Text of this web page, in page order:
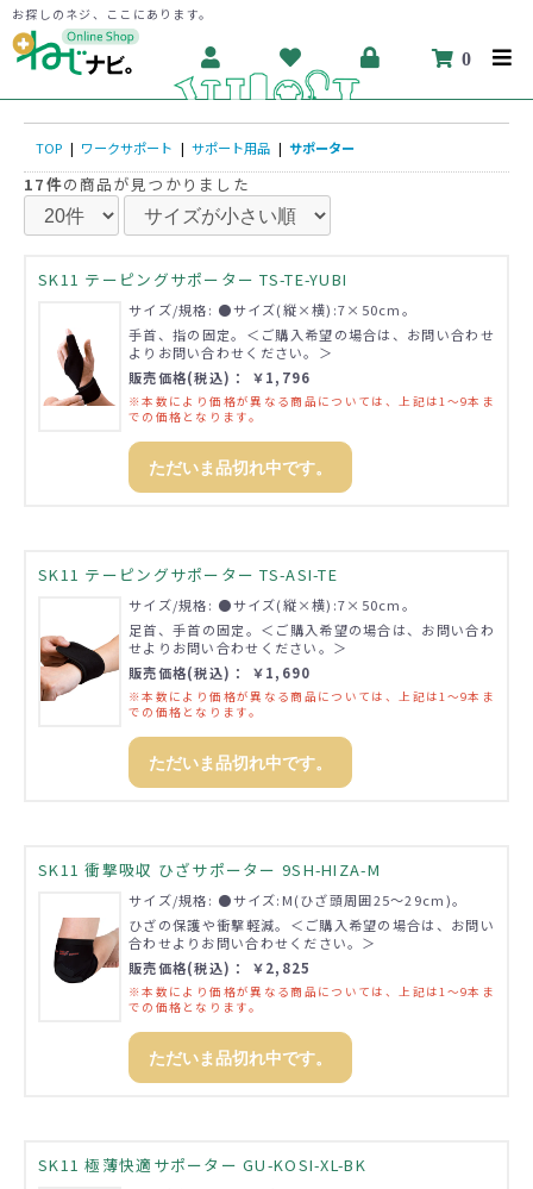
お探しのネジ、ここにあります。
0
TOP | ワークサポート | サポート用品 | サポーター
17件の商品が見つかりました
SK11 テーピングサポーター TS-TE-YUBI
サイズ/規格: ●サイズ(縦×横):7×50cm。
手首、指の固定。＜ご購入希望の場合は、お問い合わせ
よりお問い合わせください。＞
販売価格(税込)： ￥1,796
※本数により価格が異なる商品については、上記は1～9本ま
での価格となります。
ただいま品切れ中です。
SK11 テーピングサポーター TS-ASI-TE
サイズ/規格: ●サイズ(縦×横):7×50cm。
足首、手首の固定。＜ご購入希望の場合は、お問い合わ
せよりお問い合わせください。＞
販売価格(税込)： ￥1,690
※本数により価格が異なる商品については、上記は1～9本ま
での価格となります。
ただいま品切れ中です。
SK11 衝撃吸収 ひざサポーター 9SH-HIZA-M
サイズ/規格: ●サイズ:M(ひざ頭周囲25～29cm)。
ひざの保護や衝撃軽減。＜ご購入希望の場合は、お問い
合わせよりお問い合わせください。＞
販売価格(税込)： ￥2,825
※本数により価格が異なる商品については、上記は1～9本ま
での価格となります。
ただいま品切れ中です。
SK11 極薄快適サポーター GU-KOSI-XL-BK